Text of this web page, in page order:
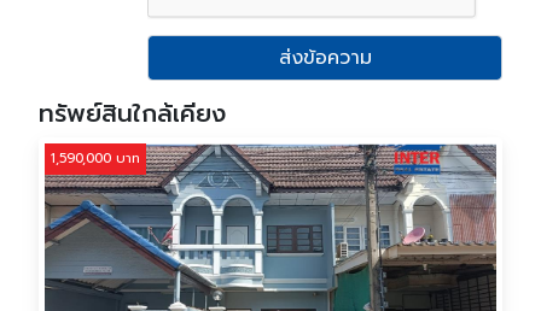
ส่งข้อความ
ทรัพย์สินใกล้เคียง
1,590,000 บาท